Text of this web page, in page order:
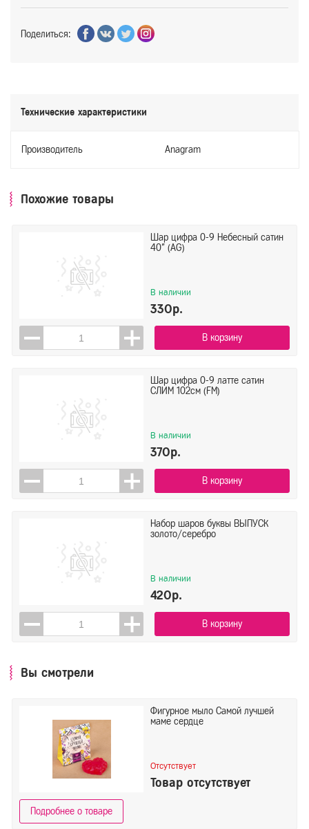
Поделиться:
Технические характеристики
Производитель Anagram
Похожие товары
Шар цифра 0-9 Небесный сатин
40" (AG)
В наличии
330р.
В корзину
Шар цифра 0-9 латте сатин
СЛИМ 102см (FM)
В наличии
370р.
В корзину
Набор шаров буквы ВЫПУСК
золото/серебро
В наличии
420р.
В корзину
Вы смотрели
Фигурное мыло Самой лучшей
маме сердце
Отсутствует
Товар отсутствует
Подробнее о товаре